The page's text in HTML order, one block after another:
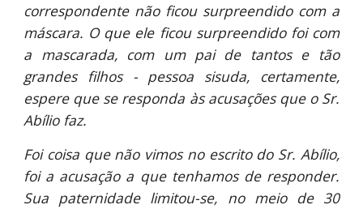
correspondente não ficou surpreendido com a
máscara. O que ele ficou surpreendido foi com
a mascarada, com um pai de tantos e tão
grandes filhos - pessoa sisuda, certamente,
espere que se responda às acusações que o Sr.
Abílio faz.
Foi coisa que não vimos no escrito do Sr. Abílio,
foi a acusação a que tenhamos de responder.
Sua paternidade limitou-se, no meio de 30